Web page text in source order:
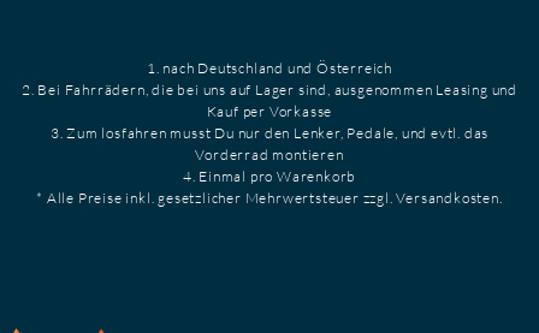
1. nach Deutschland und Österreich
2. Bei Fahrrädern, die bei uns auf Lager sind, ausgenommen Leasing und
Kauf per Vorkasse
3. Zum losfahren musst Du nur den Lenker, Pedale, und evtl. das
Vorderrad montieren
4. Einmal pro Warenkorb
* Alle Preise inkl. gesetzlicher Mehrwertsteuer zzgl. Versandkosten.